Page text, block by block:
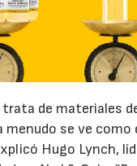
trata de materiales
menudo se ve como
Hugo Lynch,